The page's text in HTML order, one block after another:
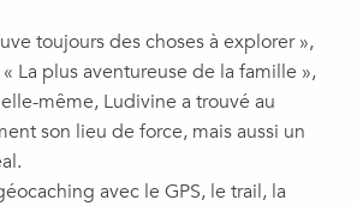
toujours des choses à explorer »,
La plus aventureuse de la famille »,
même, Ludivine a trouvé au
son lieu de force, mais aussi un
avec le GPS, le trail, la